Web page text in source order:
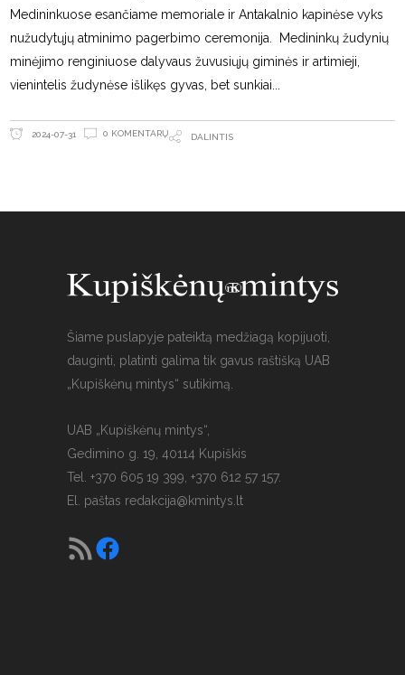
Medininkuose esančiame memoriale ir Antakalnio kapinėse vyks
nužudytųjų atminimo pagerbimo ceremonija. Medininkų žudynių
minėjimo renginiuose dalyvaus žuvusiųjų giminės ir artimieji,
vienintelis žudynėse išlikęs gyvas, bet sunkiai
2024-07-31 0 KOMENTARŲ DALINTIS
Šiame puslapyje pateiktą medžiagą kopijuoti,
dauginti, platinti galima tik gavus raštišką UAB
„Kupiškėnų mintys“ sutikimą.
UAB „Kupiškėnų mintys“,
Gedimino g. 19, 40114 Kupiškis
Tel. +370 605 19 399, +370 612 57 157.
El. paštas redakcija@kmintys.lt